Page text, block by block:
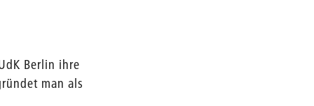
Berlin ihre
man als